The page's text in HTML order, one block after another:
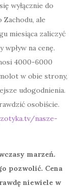
wyłącznie do
ale
miesiąca zaliczyć
wpływ na cenę.
4000-6000
w obie strony,
udogodnienia.
osobiście.
nasze-
marzeń.
pozwolić. Cena
niewiele w